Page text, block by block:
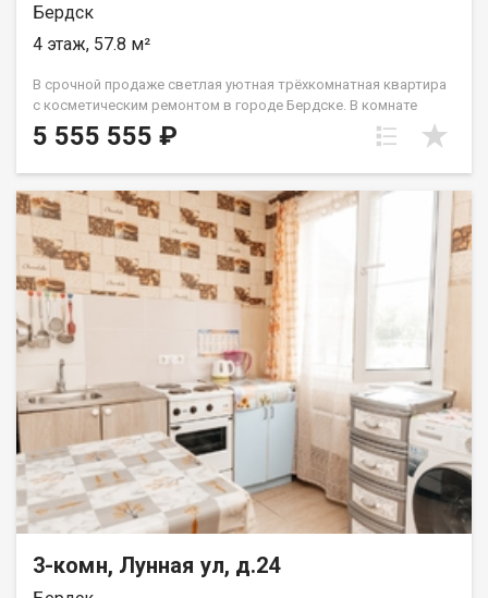
Бердск
4 этаж, 57.8 м²
В срочной продаже светлая уютная трёхкомнатная квартира
с косметическим ремонтом в городе Бердске. В комнате
остаётся шкаф, а на кухне — гарнитур. Квартира расположена
в спальном районе с развитой инфраструктурой: во дворе
Рядом удобная транспортная развязка. В шаговой
доступности парк Победы и стадион «Восток» — отличные
возможности для прогулок и занятий спортом. Приглашаем
на просмотр в удобное для вас время! Код пользователя:
134809 Номер в базе: 12252862
5 555 555 ₽
3-комн, Лунная ул, д.24